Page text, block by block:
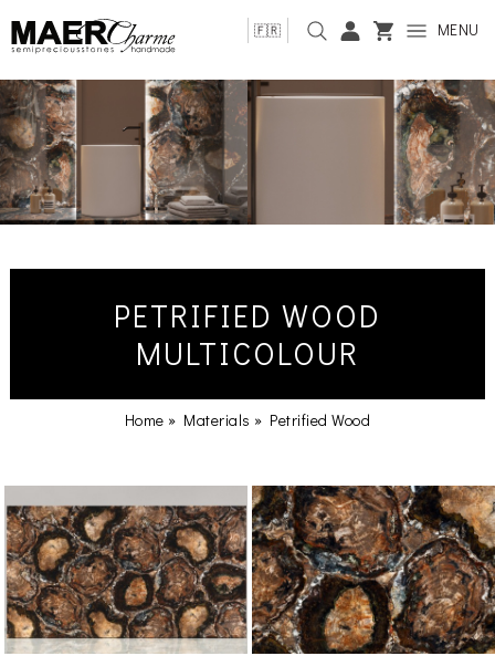
🇫🇷 MENU
PETRIFIED WOOD
MULTICOLOUR
Home » Materials » Petrified Wood